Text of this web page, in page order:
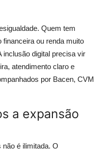
Quem tem
financeira ou renda muito
inclusão digital precisa vir
atendimento claro e
por Bacen, CVM
a expansão
não é ilimitada. O